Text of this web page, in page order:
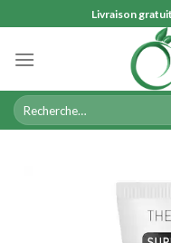
to
content
Livraison
Recherche
pour :